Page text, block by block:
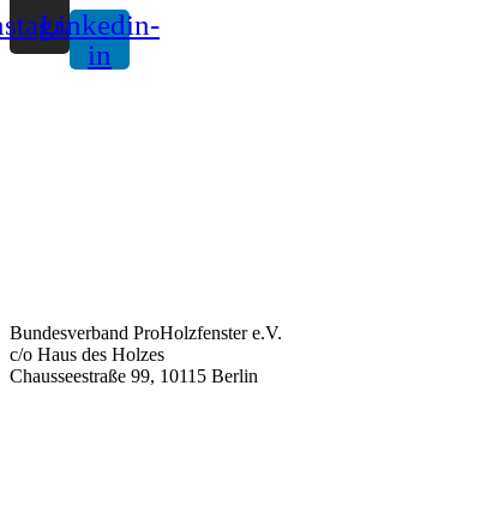
Linkedin-
in
Bundesverband ProHolzfenster e.V.
c/o Haus des Holzes
Chausseestraße 99, 10115 Berlin